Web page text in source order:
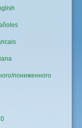
пониженного